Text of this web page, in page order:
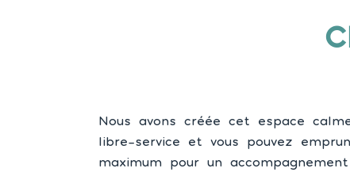
Nous avons créée cet espace
libre-service et vous pouvez
maximum pour un